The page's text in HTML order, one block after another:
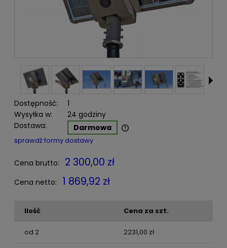
Dostępność:
1
Wysyłka w:
24 godziny
Dostawa:
Darmowa
Cena nie zawiera ewentualnych kosztów płatności
sprawdź formy dostawy
Cena brutto: 2 300,00 zł
Cena netto: 1 869,92 zł
Ilość Cena za szt.
od 2 2231,00 zł